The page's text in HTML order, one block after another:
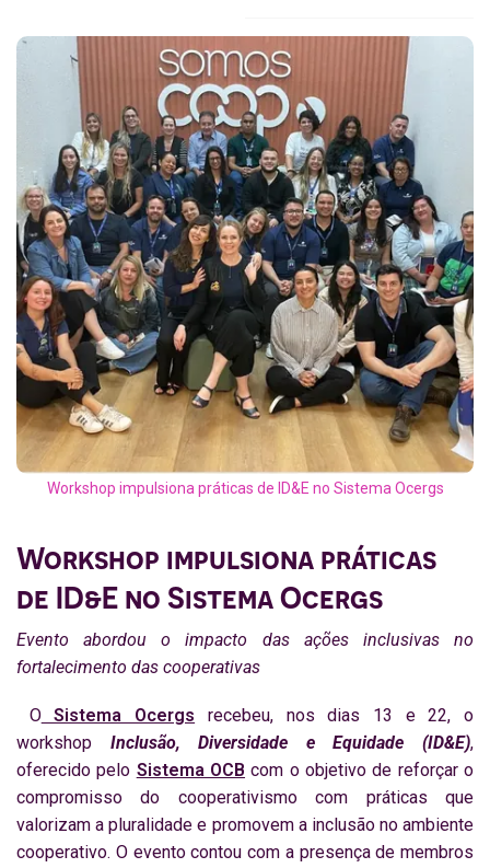
Workshop impulsiona práticas de ID&E no Sistema Ocergs
Workshop impulsiona práticas
de ID&E no Sistema Ocergs
Evento abordou o impacto das ações inclusivas no
fortalecimento das cooperativas
OSistema Ocergs recebeu, nos dias 13 e 22, o
workshop
Inclusão, Diversidade e Equidade (ID&E),
oferecido pelo Sistema OCB com o objetivo de reforçar o
compromisso do cooperativismo com práticas que
valorizam a pluralidade e promovem a inclusão no ambiente
cooperativo. O evento contou com a presença de membros